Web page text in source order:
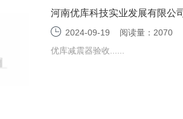
河南优库科技实业发展有限公
收监测报告表
2024-09-19
阅读量：2070
优库减震器验收......